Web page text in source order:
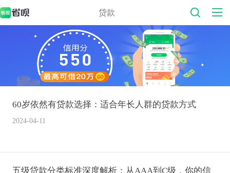
贷款
60岁依然有贷款选择：适合年长人群的贷款方式
2024-04-11
五级贷款分类标准深度解析：从AAA到C级，你的信